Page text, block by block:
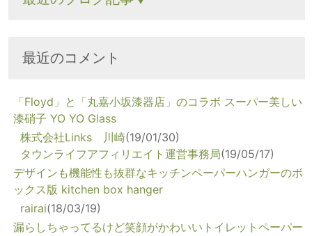
最近のコメント
「Floyd」と「丸嘉小坂漆器店」のコラボ スーパー美しい
漆硝子 YO YO Glass
株式会社Links 川崎(19/01/30)
タウンライフアフィリエイト運営事務局(19/05/17)
デザインも機能性も抜群なキッチンペーパーハンガーのボ
ックス版 kitchen box hanger
rairai(18/03/19)
漏らしちゃってるけど笑顔がかわいいトイレットペーパー